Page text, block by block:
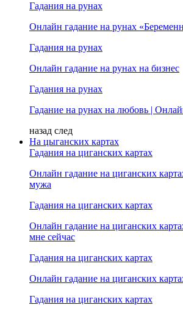
Гадания на рунах
Онлайн гадание на рунах
Гадания на рунах
Онлайн гадание на рунах на бизнес
Гадания на рунах
Гадание на рунах на любовь |
назад след
На цыганских картах
Гадания на циганских картах
Онлайн гадание на циганских
мужа
Гадания на циганских картах
Онлайн гадание на циганских
мне сейчас
Гадания на циганских картах
Онлайн гадание на циганских
Гадания на циганских картах